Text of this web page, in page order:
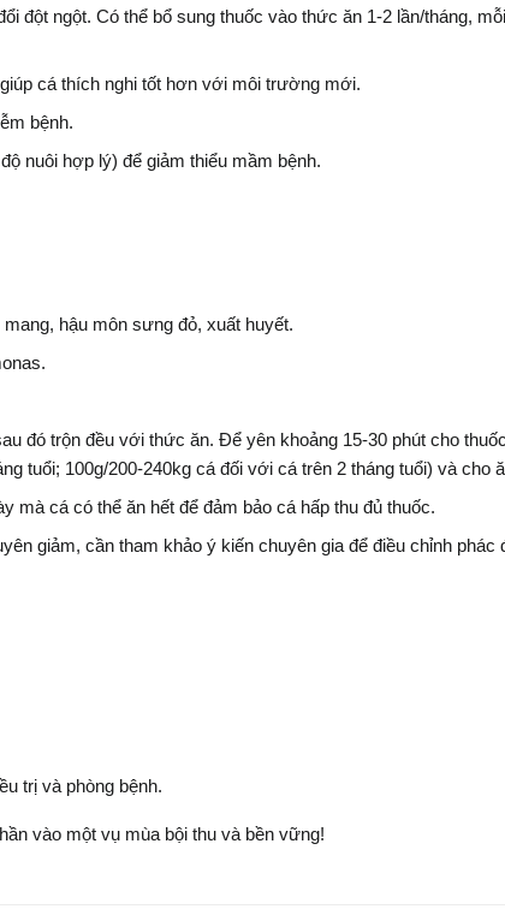
đột ngột. Có thể bổ sung thuốc vào thức ăn 1-2 lần/tháng,
cá thích nghi tốt hơn với môi trường mới.
bệnh.
nuôi hợp lý) để giảm thiểu mầm bệnh.
hậu môn sưng đỏ, xuất huyết.
đó trộn đều với thức ăn. Để yên khoảng 15-30 phút cho
tuổi; 100g/200-240kg cá đối với cá trên 2 tháng tuổi) và cho
mà cá có thể ăn hết để đảm bảo cá hấp thu đủ thuốc.
giảm, cần tham khảo ý kiến chuyên gia để điều chỉnh phác
trị và phòng bệnh.
vào một vụ mùa bội thu và bền vững!